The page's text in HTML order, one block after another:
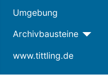
Umgebung
Archivbausteine
www.tittling.de